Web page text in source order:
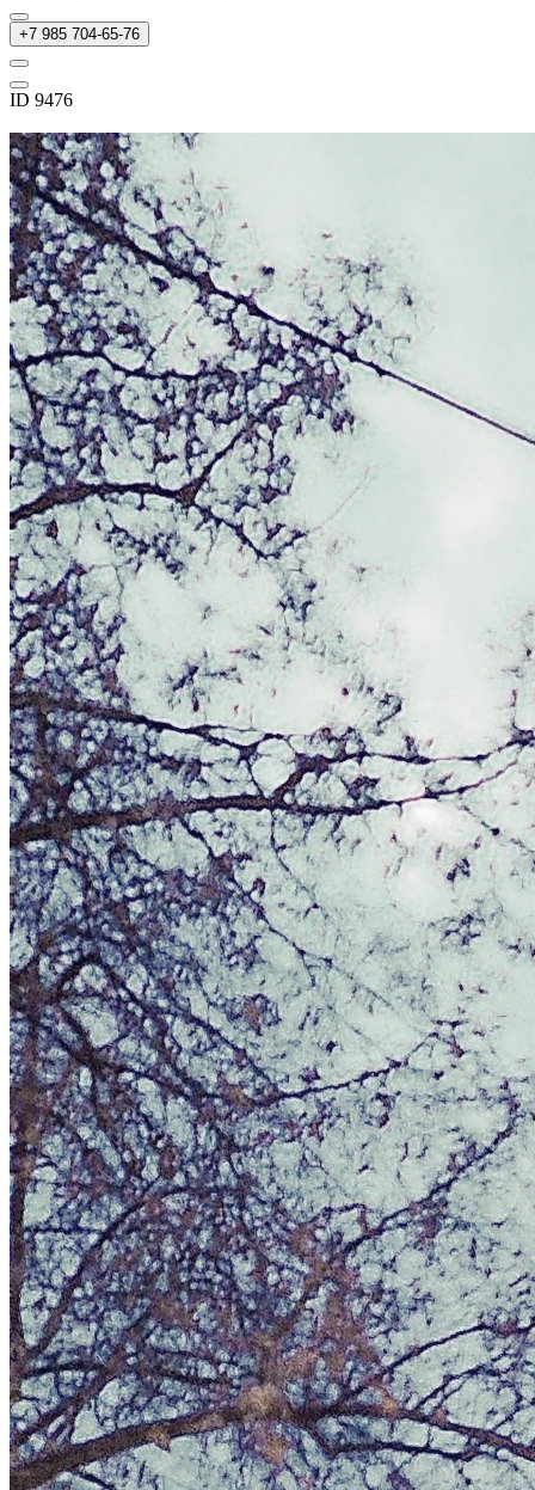
+7 985 704-65-76
ID 9476